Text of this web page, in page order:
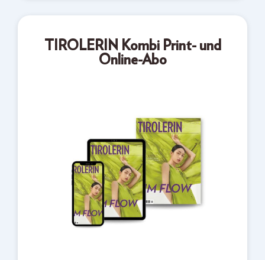
TIROLERIN Kombi Print- und
Online-Abo